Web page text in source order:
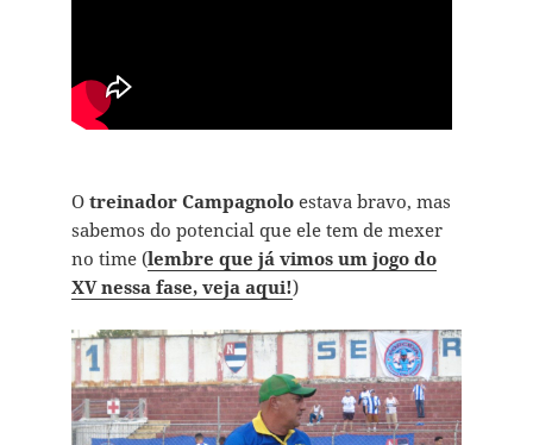
O treinador Campagnoloestava bravo, mas
sabemos do potencial que ele tem de mexer
no time (lembre que já vimos um jogo do
XV nessa fase, veja aqui!)